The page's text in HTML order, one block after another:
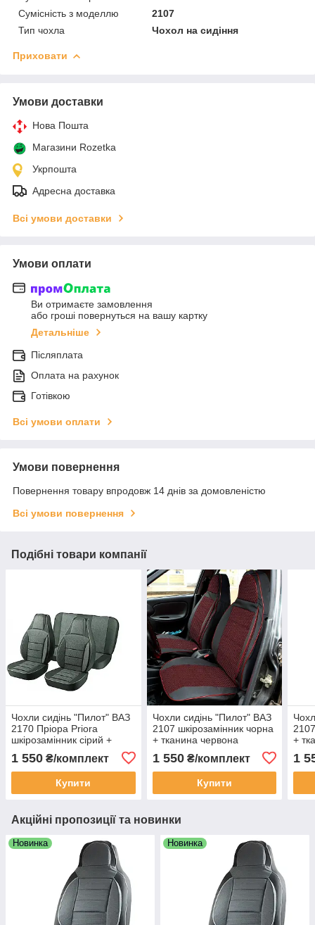
Сумісність з моделлю
2107
Тип чохла
Чохол на сидіння
Приховати
Умови доставки
Нова Пошта
Магазини Rozetka
Укрпошта
Адресна доставка
Всі умови доставки
Умови оплати
Ви отримаєте замовлення
або гроші повернуться на вашу картку
Детальніше
Післяплата
Оплата на рахунок
Готівкою
Всі умови оплати
Умови повернення
Повернення товару впродовж 14 днів за домовленістю
Всі умови повернення
Подібні товари компанії
Чохли сидінь "Пилот" ВАЗ
2170 Пріора Priora
шкірозамінник сірий +
1 550 ₴/комплект
Купити
Чохли сидінь "Пилот" ВАЗ
2107 шкірозамінник чорна
+ тканина червона
1 550₴/комплект
Купити
+
1
Акційні пропозиції та новинки
Новинка Новинка